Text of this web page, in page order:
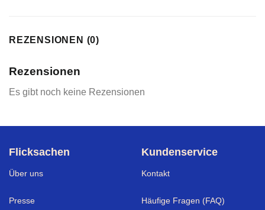
REZENSIONEN (0)
Rezensionen
Es gibt noch keine Rezensionen
Flicksachen
Über uns
Presse
Kundenservice
Kontakt
Häufige Fragen (FAQ)